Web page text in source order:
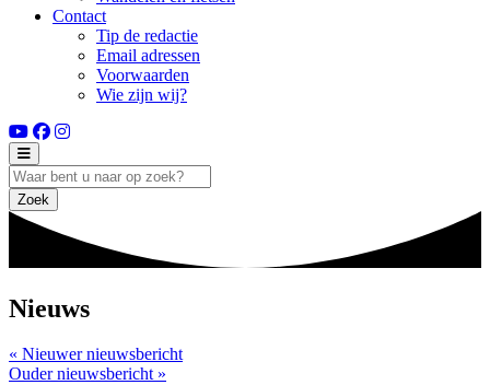
Contact
Tip de redactie
Email adressen
Voorwaarden
Wie zijn wij?
Zoek
Nieuws
« Nieuwer nieuwsbericht
Ouder nieuwsbericht »